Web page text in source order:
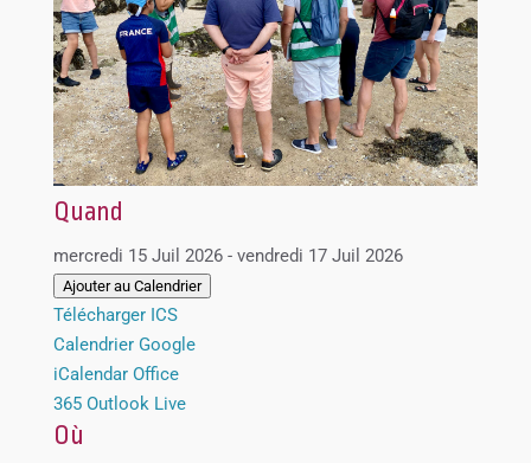
Quand
mercredi 15 Juil 2026 - vendredi 17 Juil 2026
Ajouter au Calendrier
Télécharger ICS
Calendrier Google
iCalendar Office
365 Outlook Live
Où